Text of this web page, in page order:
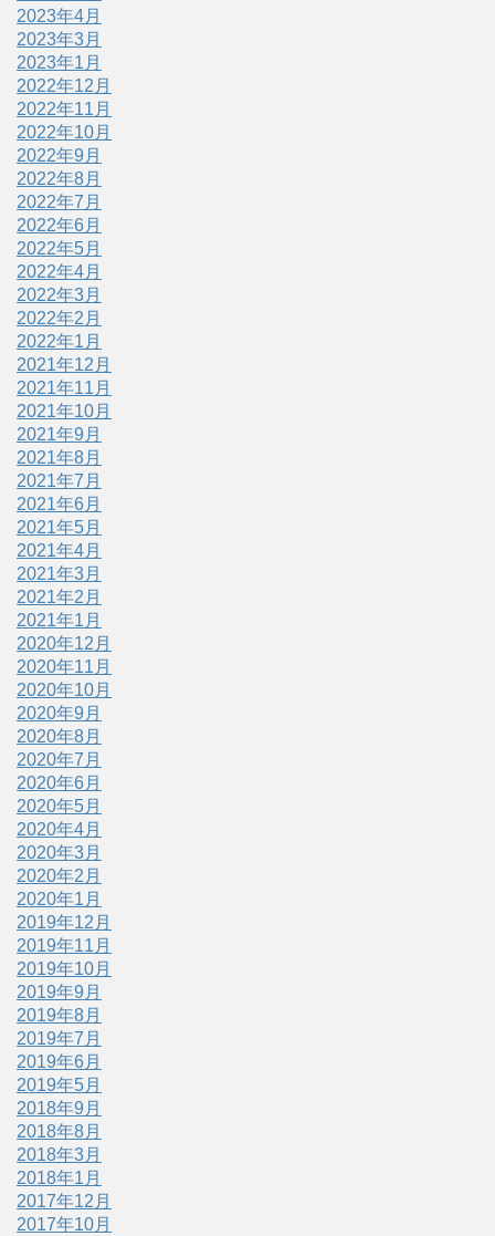
2023年4月
2023年3月
2023年1月
2022年12月
2022年11月
2022年10月
2022年9月
2022年8月
2022年7月
2022年6月
2022年5月
2022年4月
2022年3月
2022年2月
2022年1月
2021年12月
2021年11月
2021年10月
2021年9月
2021年8月
2021年7月
2021年6月
2021年5月
2021年4月
2021年3月
2021年2月
2021年1月
2020年12月
2020年11月
2020年10月
2020年9月
2020年8月
2020年7月
2020年6月
2020年5月
2020年4月
2020年3月
2020年2月
2020年1月
2019年12月
2019年11月
2019年10月
2019年9月
2019年8月
2019年7月
2019年6月
2019年5月
2018年9月
2018年8月
2018年3月
2018年1月
2017年12月
2017年10月